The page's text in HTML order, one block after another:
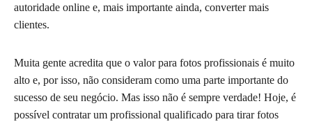
autoridade online e, mais importante ainda, converter mais
clientes.
Muita gente acredita que o valor para fotos profissionais é muito
alto e, por isso, não consideram como uma parte importante do
sucesso de seu negócio. Mas isso não é sempre verdade! Hoje, é
possível contratar um profissional qualificado para tirar fotos